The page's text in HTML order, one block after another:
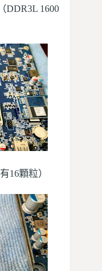
DDR3L 1600
16顆粒）